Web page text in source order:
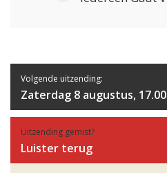
Volgende uitzending:
Zaterdag 8 augustus,
Uitzending gemist?
Luister terug